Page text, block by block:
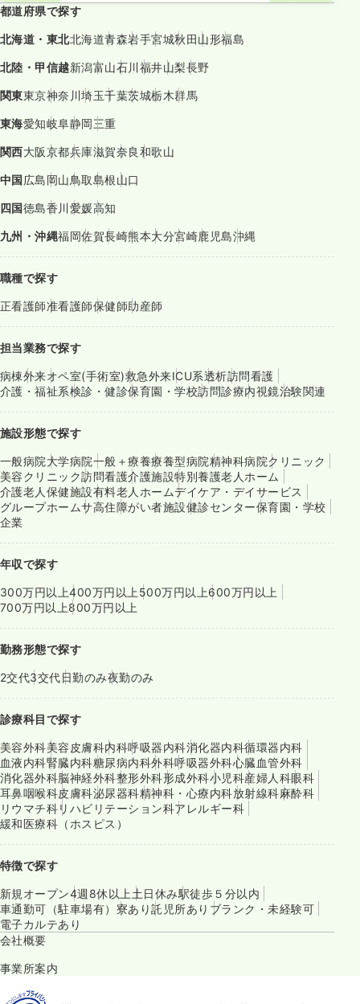
都道府県で探す
北海道・東北北海道青森岩手宮城秋田山形福島
北陸・甲信越新潟富山石川福井山梨長野
関東東京神奈川埼玉千葉茨城栃木群馬
東海愛知岐阜静岡三重
関西大阪京都兵庫滋賀奈良和歌山
中国広島岡山鳥取島根山口
四国徳島香川愛媛高知
九州・沖縄福岡佐賀長崎熊本大分宮崎鹿児島沖縄
職種で探す
正看護師准看護師保健師助産師
担当業務で探す
病棟外来オペ室(手術室)救急外来ICU系透析訪問看護
介護・福祉系検診・健診保育園・学校訪問診療内視鏡治験関連
施設形態で探す
一般病院大学病院一般＋療養療養型病院精神科病院クリニック
美容クリニック訪問看護介護施設特別養護老人ホーム
介護老人保健施設有料老人ホームデイケア・デイサービス
グループホームサ高住障がい者施設健診センター保育園・学校
企業
年収で探す
300万円以上400万円以上 500万円以上600万円以上
700万円以上800万円以上
勤務形態で探す
2交代3交代日勤のみ夜勤のみ
診療科目で探す
美容外科美容皮膚科内科呼吸器内科消化器内科循環器内科
血液内科腎臓内科糖尿病内科外科呼吸器外科心臓血管外科
消化器外科脳神経外科整形外科形成外科小児科産婦人科眼科
耳鼻咽喉科皮膚科泌尿器科精神科・心療内科放射線科麻酔科
リウマチ科リハビリテーション科アレルギー科
緩和医療科（ホスピス）
特徴で探す
新規オープン4週8休以上 土日休み駅徒歩５分以内
車通勤可（駐車場有） 寮あり託児所あり ブランク・未経験可
電子カルテあり
会社概要
事業所案内